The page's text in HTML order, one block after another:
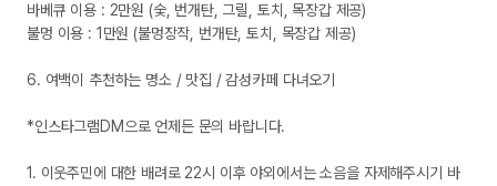
바베큐 이용 : 2만원 (숯, 번개탄, 그릴, 토치, 목장갑 제공)
불멍 이용 : 1만원 (불멍장작, 번개탄, 토치, 목장갑 제공)
6. 여백이 추천하는 명소 / 맛집 / 감성카페 다녀오기
*인스타그램DM으로 언제든 문의 바랍니다.
1. 이웃주민에 대한 배려로 22시 이후 야외에서는 소음을 자제해주시기 바